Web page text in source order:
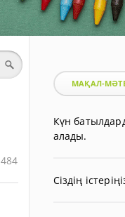
484
МАҚАЛ-
Күн
алады.
Сіздің